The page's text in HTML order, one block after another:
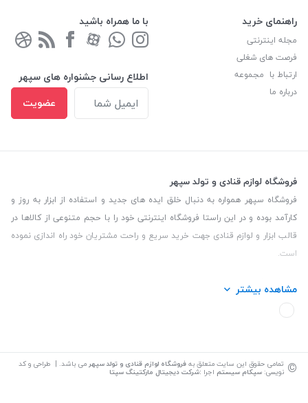
راهنمای خرید
مجله اینترنتی
فرصت های شغلی
ارتباط با مجموعه
درباره ما
با ما همراه باشید
اطلاع رسانی جشنواره های سپهر
عضویت
فروشگاه لوازم قنادی و تولد سپهر
فروشگاه سپهر همواره به دنبال خلق ایده های جدید و استفاده از ابزار به روز و
کارآمد بوده و در این راستا فروشگاه اینترنتی خود را با حجم متنوعی از کالاها در
قالب ابزار و لوازم قنادی جهت خرید سریع و راحت مشتریان خود راه اندازی نموده
است.
این فروشگاه تمام تلاش خود را نموده تا کالاهایی با کیفیت و با حداقل قیمت
عرضه نماید.
مشاهده بیشتر
© تمامی حقوق این سایت متعلق بهفروشگاه لوازم قنادی و تولد سپهر می باشد. | طراحی و کد
نویسی: سپکام سیستم اجرا :شرکت دیجیتال مارکتینگ سپتا